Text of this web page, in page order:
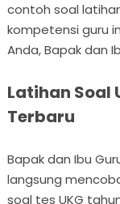
contoh soal
kompetensi guru
Anda, Bapak dan
Latihan Soal
Terbaru
Bapak dan Ibu
langsung
soal tes UKG